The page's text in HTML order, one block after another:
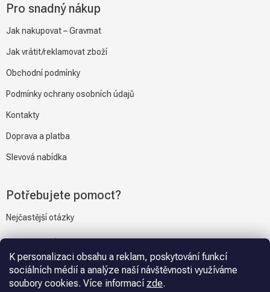
K personalizaci obsahu a reklam, poskytování funkcí
sociálních médií a analýze naší návštěvnosti využíváme
soubory cookies. Více informací zde.
Pro snadný nákup
Jak nakupovat – Gravmat
Jak vrátit/reklamovat zboží
Obchodní podmínky
Podmínky ochrany osobních údajů
Kontakty
Doprava a platba
Slevová nabídka
Potřebujete pomoct?
Nejčastější otázky